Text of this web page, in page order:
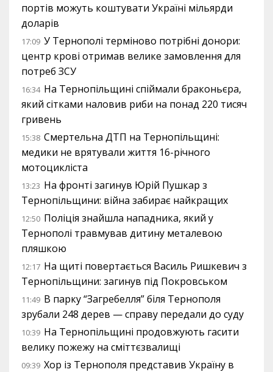
портів можуть коштувати Україні мільярди
доларів
17:09 У Тернополі терміново потрібні донори:
центр крові отримав велике замовлення для
потреб ЗСУ
16:34 На Тернопільщині спіймали браконьєра,
який сітками наловив риби на понад 220 тисяч
гривень
15:38 Смертельна ДТП на Тернопільщині:
медики не врятували життя 16-річного
мотоцикліста
13:23 На фронті загинув Юрій Пушкар з
Тернопільщини: війна забирає найкращих
12:50 Поліція знайшла нападника, який у
Тернополі травмував дитину металевою
пляшкою
12:17 На щиті повертається Василь Ришкевич з
Тернопільщини: загинув під Покровськом
11:49 В парку “Загребелля” біля Тернополя
зрубали 248 дерев — справу передали до суду
10:39 На Тернопільщині продовжують гасити
велику пожежу на сміттєзвалищі
09:39 Хор із Тернополя представив Україну в